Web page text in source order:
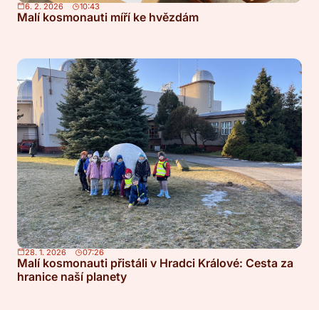
6. 2. 2026 10:43
Malí kosmonauti míří ke hvězdám
28. 1. 2026 07:26
Malí kosmonauti přistáli v Hradci Králové: Cesta za
hranice naší planety